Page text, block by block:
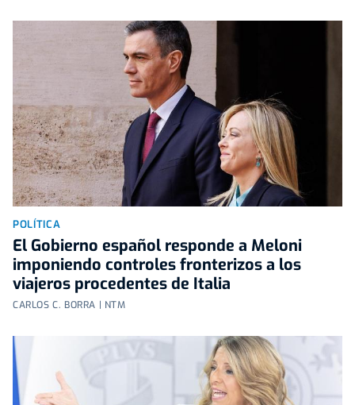
POLÍTICA
El Gobierno español responde a Meloni
imponiendo controles fronterizos a los
viajeros procedentes de Italia
CARLOS C. BORRA | NTM